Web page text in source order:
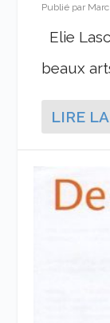
Publié par
Elie
beaux
LIRE